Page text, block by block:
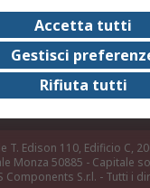
ESG
RS
T. Edison 110, Edificio C,
Monza 50885 - Capitale
Components S.r.l. - Tutti i
Accetta tutti
Gestisci
Rifiuta tutti